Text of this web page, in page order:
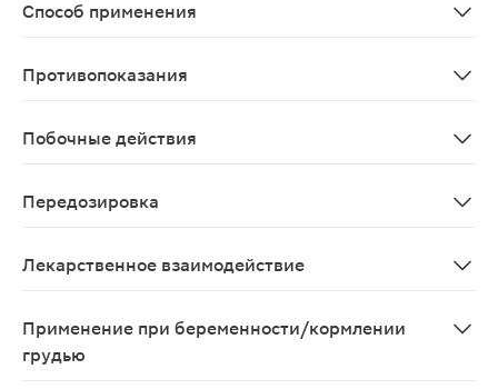
Способ применения
Противопоказания
Побочные действия
Передозировка
Лекарственное взаимодействие
Применение при беременности/кормлении
грудью